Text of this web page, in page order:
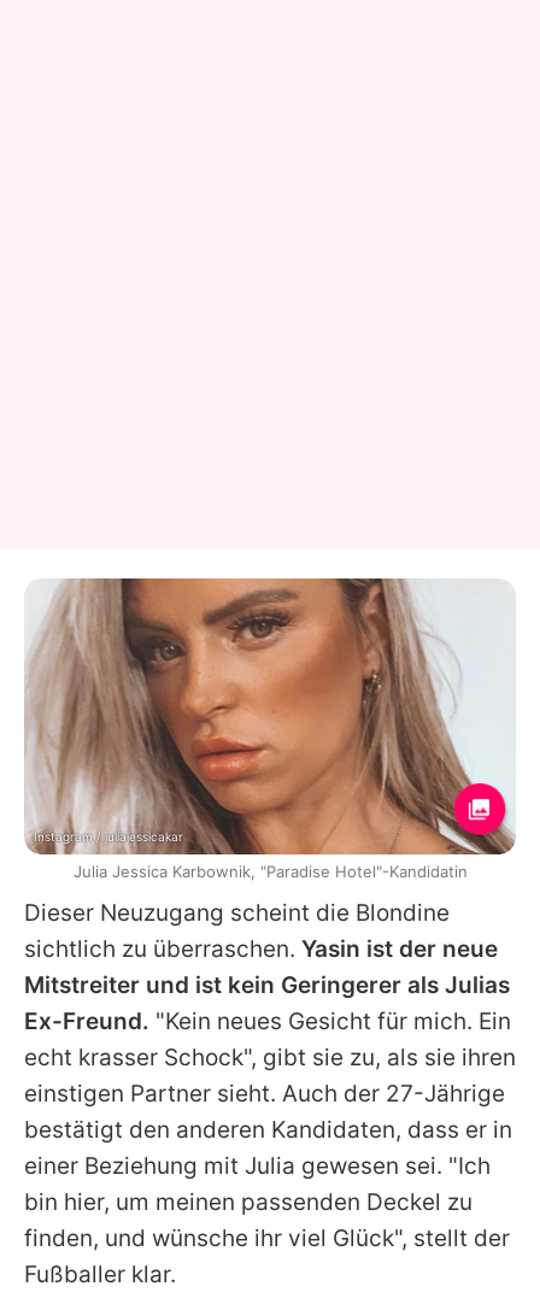
Dieser Neuzugang scheint die Blondine
sichtlich zu überraschen. Yasin ist der neue
Mitstreiter und ist kein Geringerer als Julias
Ex-Freund. "Kein neues Gesicht für mich. Ein
echt krasser Schock", gibt sie zu, als sie ihren
einstigen Partner sieht. Auch der 27-Jährige
bestätigt den anderen Kandidaten, dass er in
einer Beziehung mit Julia gewesen sei. "Ich
bin hier, um meinen passenden Deckel zu
finden, und wünsche ihr viel Glück", stellt der
Fußballer klar.
Instagram / juliajessicakar
Julia Jessica Karbownik, "Paradise Hotel"-Kandidatin